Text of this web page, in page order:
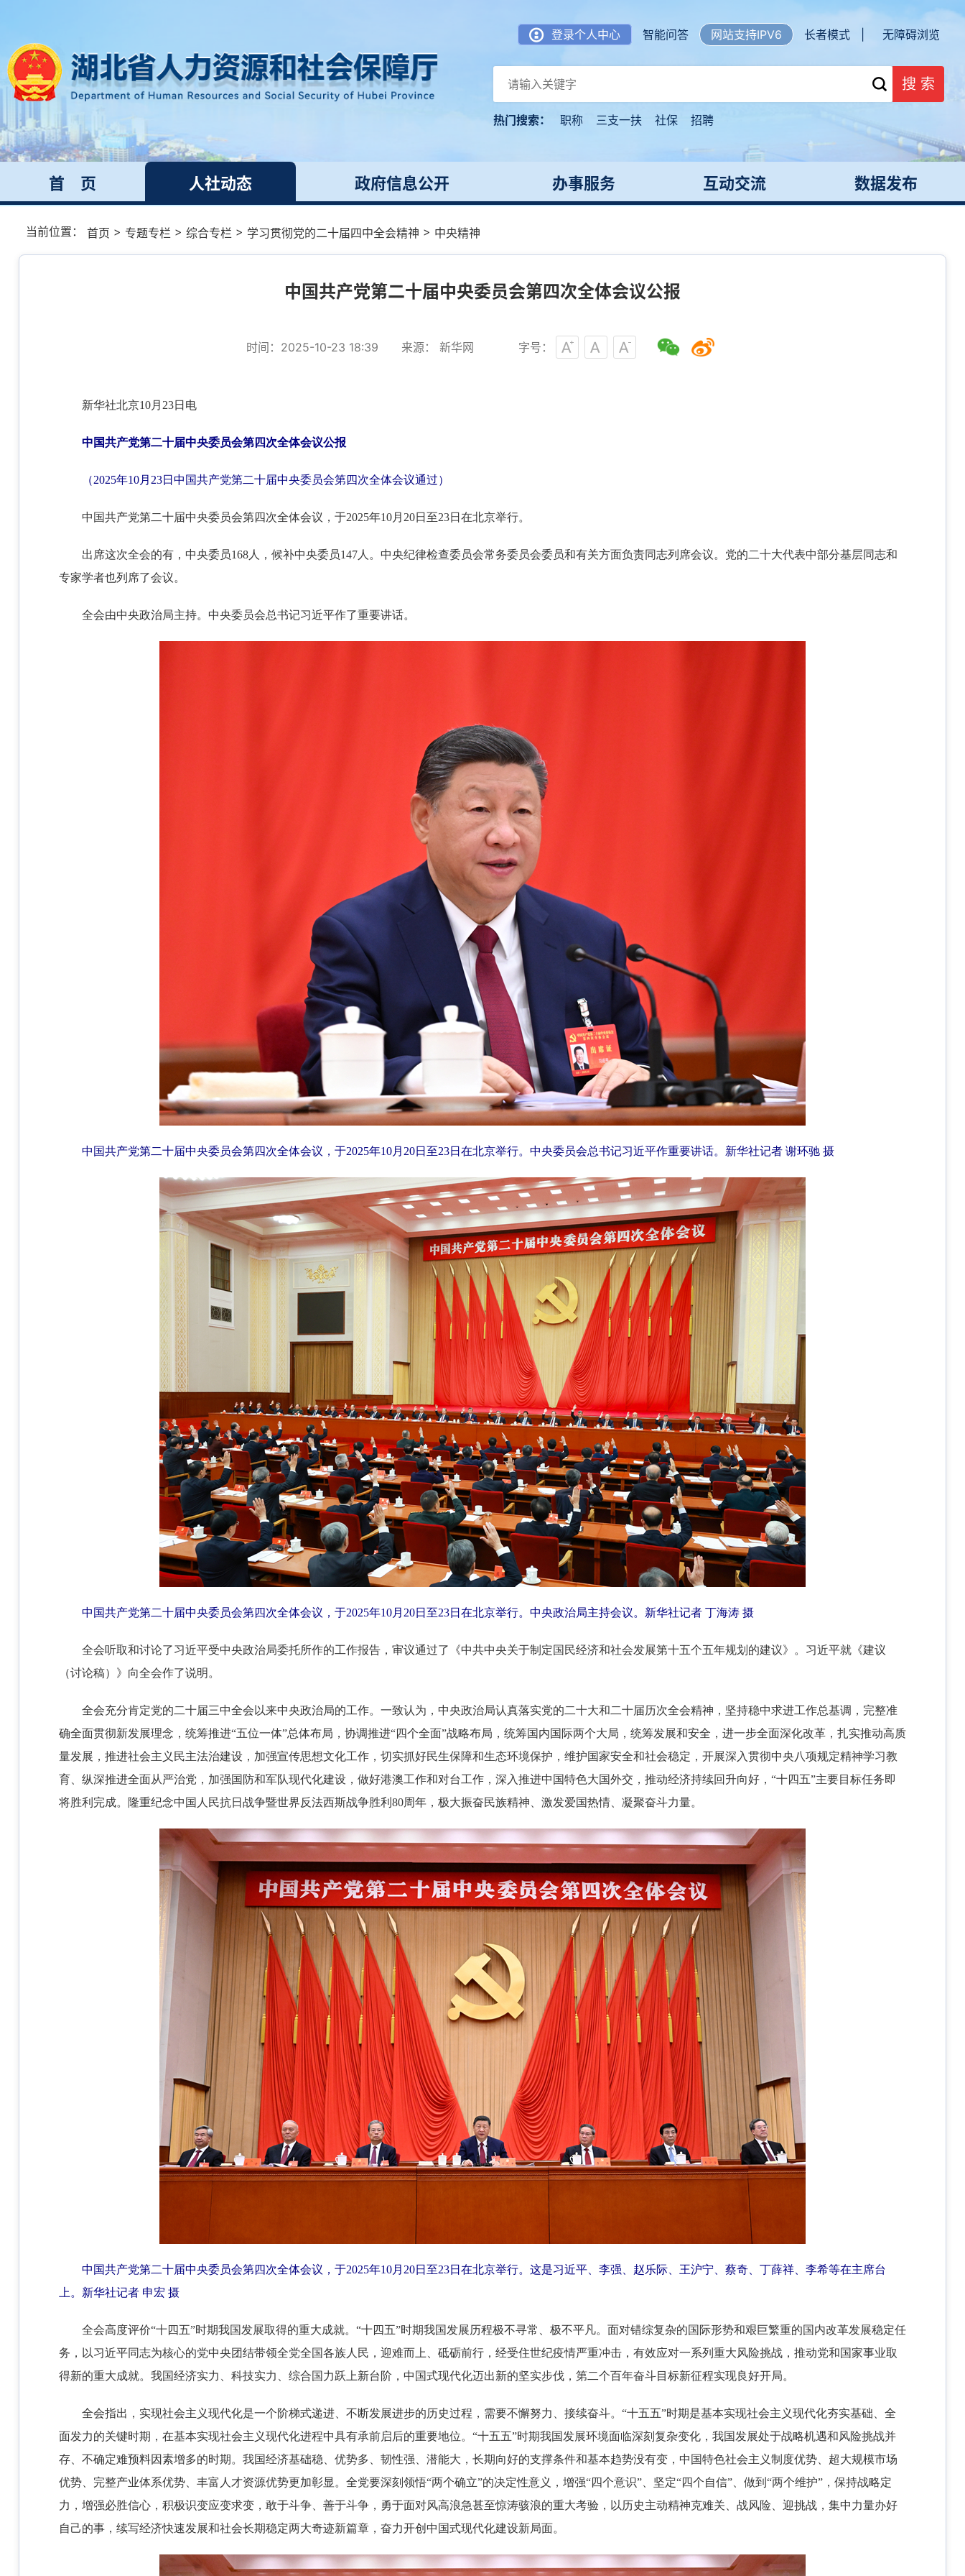
登录个人中心 智能问答 网站支持IPV6 长者模式 | 无障碍浏览
搜 索
热门搜索： 职称 三支一扶 社保 招聘
首 页 人社动态 政府信息公开 办事服务 互动交流 数据发布
当前位置： 首页 > 专题专栏 > 综合专栏 > 学习贯彻党的二十届四中全会精神 > 中央精神
中国共产党第二十届中央委员会第四次全体会议公报
时间：2025-10-23 18:39 来源： 新华网 字号：
新华社北京10月23日电
中国共产党第二十届中央委员会第四次全体会议公报
（2025年10月23日中国共产党第二十届中央委员会第四次全体会议通过）
中国共产党第二十届中央委员会第四次全体会议，于2025年10月20日至23日在北京举行。
出席这次全会的有，中央委员168人，候补中央委员147人。中央纪律检查委员会常务委员会委员和有关方面负责同志列席会议。党的二十大代表中部分基层同志和
专家学者也列席了会议。
全会由中央政治局主持。中央委员会总书记习近平作了重要讲话。
中国共产党第二十届中央委员会第四次全体会议，于2025年10月20日至23日在北京举行。中央委员会总书记习近平作重要讲话。 新华社记者 谢环驰 摄
中国共产党第二十届中央委员会第四次全体会议，于2025年10月20日至23日在北京举行。中央政治局主持会议。 新华社记者 丁海涛 摄
全会听取和讨论了习近平受中央政治局委托所作的工作报告，审议通过了《中共中央关于制定国民经济和社会发展第十五个五年规划的建议》。习近平就《建议
（讨论稿）》向全会作了说明。
全会充分肯定党的二十届三中全会以来中央政治局的工作。一致认为，中央政治局认真落实党的二十大和二十届历次全会精神，坚持稳中求进工作总基调，完整准
确全面贯彻新发展理念，统筹推进“五位一体”总体布局，协调推进“四个全面”战略布局，统筹国内国际两个大局，统筹发展和安全，进一步全面深化改革，扎实推动高质
量发展，推进社会主义民主法治建设，加强宣传思想文化工作，切实抓好民生保障和生态环境保护，维护国家安全和社会稳定，开展深入贯彻中央八项规定精神学习教
育、纵深推进全面从严治党，加强国防和军队现代化建设，做好港澳工作和对台工作，深入推进中国特色大国外交，推动经济持续回升向好，“十四五”主要目标任务即
将胜利完成。隆重纪念中国人民抗日战争暨世界反法西斯战争胜利80周年，极大振奋民族精神、激发爱国热情、凝聚奋斗力量。
中国共产党第二十届中央委员会第四次全体会议，于2025年10月20日至23日在北京举行。这是习近平、李强、赵乐际、王沪宁、蔡奇、丁薛祥、李希等在主席台
上。 新华社记者 申宏 摄
全会高度评价“十四五”时期我国发展取得的重大成就。“十四五”时期我国发展历程极不寻常、极不平凡。面对错综复杂的国际形势和艰巨繁重的国内改革发展稳定任
务，以习近平同志为核心的党中央团结带领全党全国各族人民，迎难而上、砥砺前行，经受住世纪疫情严重冲击，有效应对一系列重大风险挑战，推动党和国家事业取
得新的重大成就。我国经济实力、科技实力、综合国力跃上新台阶，中国式现代化迈出新的坚实步伐，第二个百年奋斗目标新征程实现良好开局。
全会指出，实现社会主义现代化是一个阶梯式递进、不断发展进步的历史过程，需要不懈努力、接续奋斗。“十五五”时期是基本实现社会主义现代化夯实基础、全
面发力的关键时期，在基本实现社会主义现代化进程中具有承前启后的重要地位。“十五五”时期我国发展环境面临深刻复杂变化，我国发展处于战略机遇和风险挑战并
存、不确定难预料因素增多的时期。我国经济基础稳、优势多、韧性强、潜能大，长期向好的支撑条件和基本趋势没有变，中国特色社会主义制度优势、超大规模市场
优势、完整产业体系优势、丰富人才资源优势更加彰显。全党要深刻领悟“两个确立”的决定性意义，增强“四个意识”、坚定“四个自信”、做到“两个维护”，保持战略定
力，增强必胜信心，积极识变应变求变，敢于斗争、善于斗争，勇于面对风高浪急甚至惊涛骇浪的重大考验，以历史主动精神克难关、战风险、迎挑战，集中力量办好
自己的事，续写经济快速发展和社会长期稳定两大奇迹新篇章，奋力开创中国式现代化建设新局面。